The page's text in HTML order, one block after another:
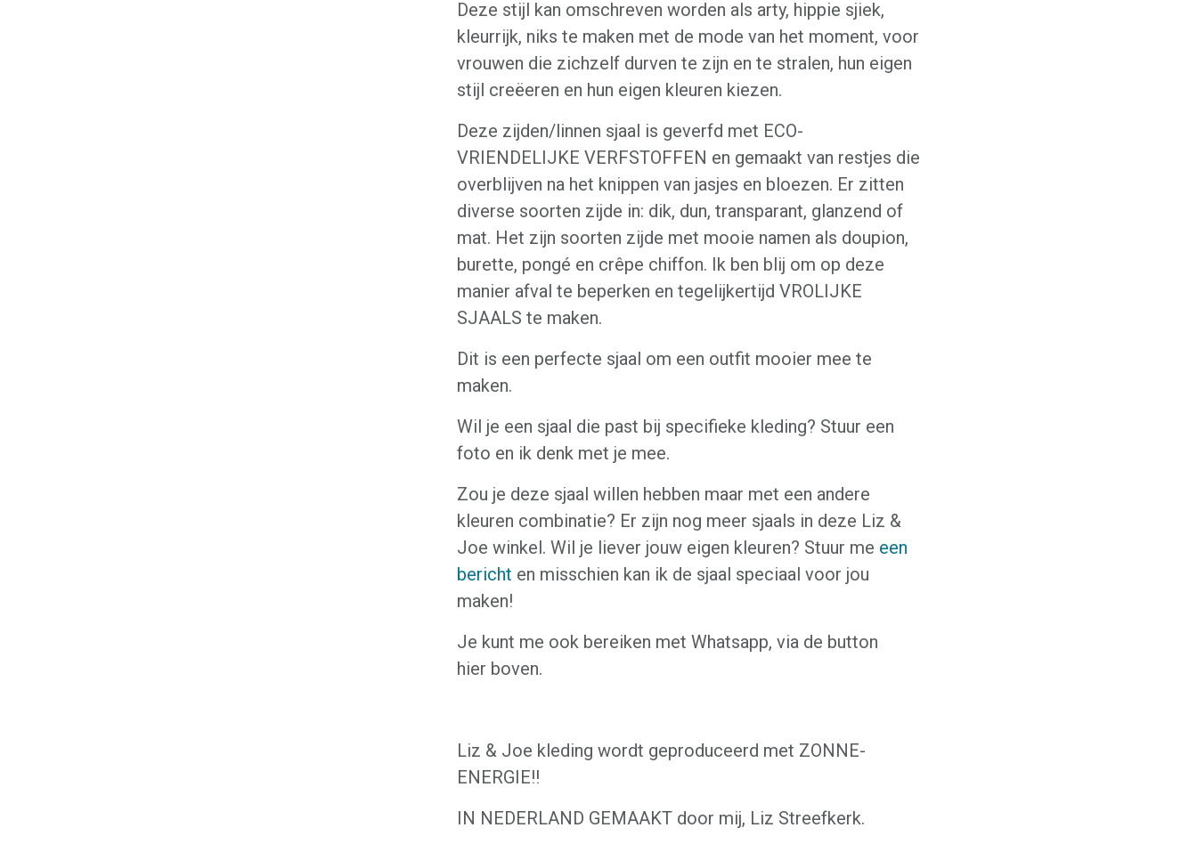
Deze stijl kan omschreven worden als arty, hippie sjiek,
kleurrijk, niks te maken met de mode van het moment, voor
vrouwen die zichzelf durven te zijn en te stralen, hun eigen
stijl creëeren en hun eigen kleuren kiezen.
Deze zijden/linnen sjaal is geverfd met ECO-
VRIENDELIJKE VERFSTOFFEN en gemaakt van restjes die
overblijven na het knippen van jasjes en bloezen. Er zitten
diverse soorten zijde in: dik, dun, transparant, glanzend of
mat. Het zijn soorten zijde met mooie namen als doupion,
burette, pongé en crêpe chiffon. Ik ben blij om op deze
manier afval te beperken en tegelijkertijd VROLIJKE
SJAALS te maken.
Dit is een perfecte sjaal om een outfit mooier mee te
maken.
Wil je een sjaal die past bij specifieke kleding? Stuur een
foto en ik denk met je mee.
Zou je deze sjaal willen hebben maar met een andere
kleuren combinatie? Er zijn nog meer sjaals in deze Liz &
Joe winkel. Wil je liever jouw eigen kleuren? Stuur me een
bericht en misschien kan ik de sjaal speciaal voor jou
maken!
Je kunt me ook bereiken met Whatsapp, via de button
hier boven.
Liz & Joe kleding wordt geproduceerd met ZONNE-
ENERGIE!!
IN NEDERLAND GEMAAKT door mij, Liz Streefkerk.